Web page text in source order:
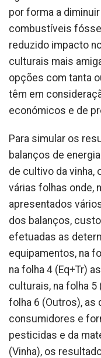
por forma a
combustíveis
reduzido impacto
culturais mais
opções com tanta
têm em
económicos e de
Para simular os
balanços de
de cultivo da vinha,
várias folhas onde,
apresentados
dos balanços,
efetuadas as
equipamentos, na
na folha 4 (Eq+Tr)
culturais, na folha 5
folha 6 (Outros),
consumidores e
pesticidas e da
(Vinha), os